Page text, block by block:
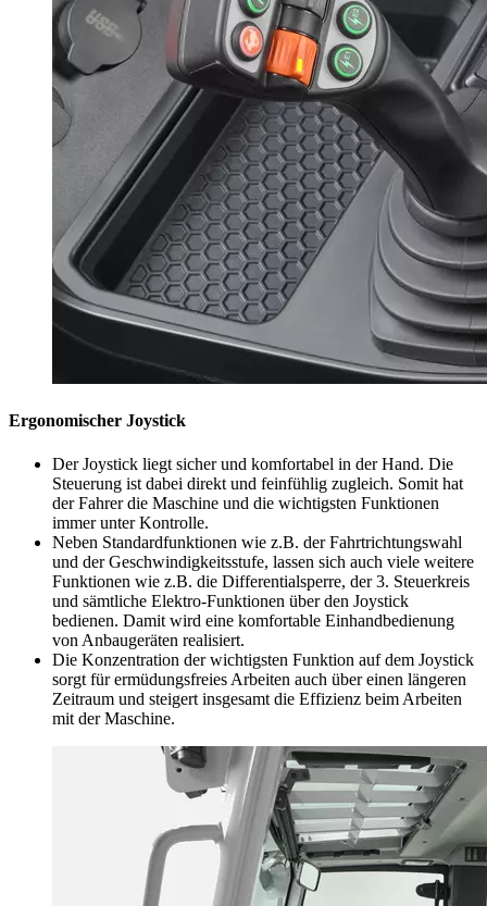
Ergonomischer Joystick
Der Joystick liegt sicher und komfortabel in der Hand. Die
Steuerung ist dabei direkt und feinfühlig zugleich. Somit hat
der Fahrer die Maschine und die wichtigsten Funktionen
immer unter Kontrolle.
Neben Standardfunktionen wie z.B. der Fahrtrichtungswahl
und der Geschwindigkeitsstufe, lassen sich auch viele weitere
Funktionen wie z.B. die Differentialsperre, der 3. Steuerkreis
und sämtliche Elektro-Funktionen über den Joystick
bedienen. Damit wird eine komfortable Einhandbedienung
von Anbaugeräten realisiert.
Die Konzentration der wichtigsten Funktion auf dem Joystick
sorgt für ermüdungsfreies Arbeiten auch über einen längeren
Zeitraum und steigert insgesamt die Effizienz beim Arbeiten
mit der Maschine.